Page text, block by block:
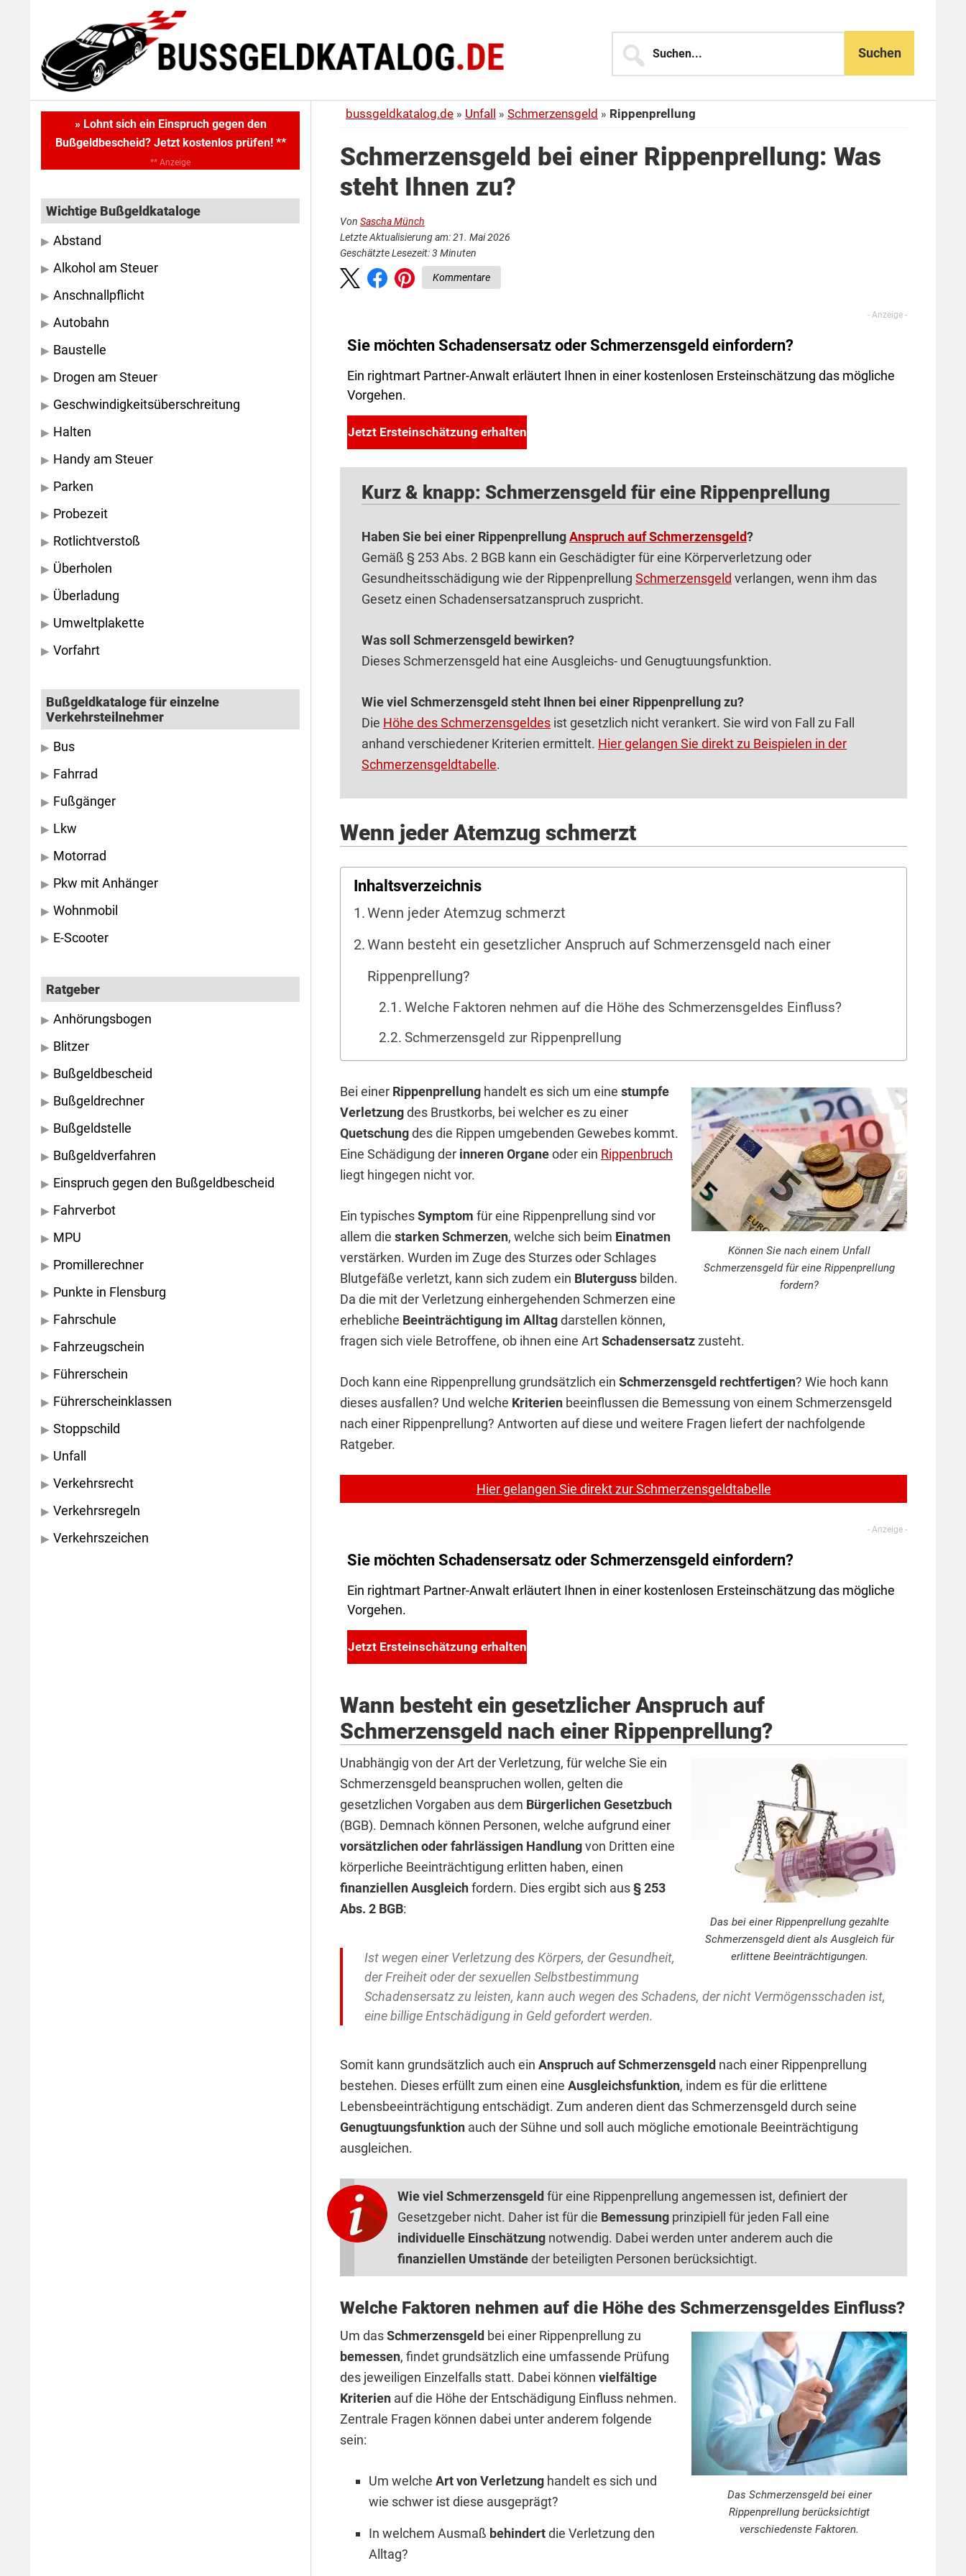
content
sidebar
bussgeldkatalog.de Unfall Schmerzensgeld Rippenprellung
Schmerzensgeld bei einer Rippenprellung: Was
steht Ihnen zu?
Von Sascha Münch
Letzte Aktualisierung am: 21. Mai 2026
Geschätzte Lesezeit:3 Minuten
Kommentare
Sie möchten Schadensersatz oder Schmerzensgeld einfordern?
Ein rightmart Partner-Anwalt erläutert Ihnen in einer kostenlosen Ersteinschätzung das mögliche
Vorgehen.
Jetzt Ersteinschätzung erhalten
Kurz & knapp: Schmerzensgeld für eine Rippenprellung
Haben Sie bei einer RippenprellungAnspruch auf Schmerzensgeld?
Gemäß § 253 Abs. 2 BGB kann ein Geschädigter für eine Körperverletzung oder
Gesundheitsschädigung wie der Rippenprellung Schmerzensgeld verlangen, wenn ihm das
Gesetz einen Schadensersatzanspruch zuspricht.
Was soll Schmerzensgeld bewirken?
Dieses Schmerzensgeld hat eine Ausgleichs- und Genugtuungsfunktion.
Wie viel Schmerzensgeld steht Ihnen bei einer Rippenprellung zu?
Die Höhe des Schmerzensgeldes ist gesetzlich nicht verankert. Sie wird von Fall zu Fall
anhand verschiedener Kriterien ermittelt. Hier gelangen Sie direkt zu Beispielen in der
Schmerzensgeldtabelle.
Wenn jeder Atemzug schmerzt
Inhaltsverzeichnis
Wenn jeder Atemzug schmerzt
Wann besteht ein gesetzlicher Anspruch auf Schmerzensgeld nach einer
Rippenprellung?
Welche Faktoren nehmen auf die Höhe des Schmerzensgeldes Einfluss?
Schmerzensgeld zur Rippenprellung
Können Sie nach einem Unfall
Schmerzensgeld für eine Rippenprellung
fordern?
Bei einer Rippenprellung handelt es sich um eine stumpfe
Verletzungdes Brustkorbs, bei welcher es zu einer
Quetschungdes die Rippen umgebenden Gewebes kommt.
Eine Schädigung der inneren Organeoder ein Rippenbruch
liegt hingegen nicht vor.
Ein typischesSymptom für eine Rippenprellung sind vor
allem die starken Schmerzen, welche sich beim Einatmen
verstärken. Wurden im Zuge des Sturzes oder Schlages
Blutgefäße verletzt, kann sich zudem ein Bluterguss bilden.
Da die mit der Verletzung einhergehenden Schmerzen eine
erhebliche Beeinträchtigung im Alltagdarstellen können,
fragen sich viele Betroffene, ob ihnen eine ArtSchadensersatzzusteht.
Doch kann eine Rippenprellung grundsätzlich ein Schmerzensgeld rechtfertigen? Wie hoch kann
dieses ausfallen? Und welche Kriterien beeinflussen die Bemessung von einem Schmerzensgeld
nach einer Rippenprellung? Antworten auf diese und weitere Fragen liefert der nachfolgende
Ratgeber.
Hier gelangen Sie direkt zur Schmerzensgeldtabelle
Sie möchten Schadensersatz oder Schmerzensgeld einfordern?
Ein rightmart Partner-Anwalt erläutert Ihnen in einer kostenlosen Ersteinschätzung das mögliche
Vorgehen.
Jetzt Ersteinschätzung erhalten
Wann besteht ein gesetzlicher Anspruch auf
Schmerzensgeld nach einer Rippenprellung?
Das bei einer Rippenprellung gezahlte
Schmerzensgeld dient als Ausgleich für
erlittene Beeinträchtigungen.
Unabhängig von der Art der Verletzung, für welche Sie ein
Schmerzensgeld beanspruchen wollen, gelten die
gesetzlichen Vorgaben aus dem Bürgerlichen Gesetzbuch
(BGB). Demnach können Personen, welche aufgrund einer
vorsätzlichen oder fahrlässigen Handlungvon Dritten eine
körperliche Beeinträchtigung erlitten haben, einen
finanziellen Ausgleichfordern. Dies ergibt sich aus§ 253
Abs. 2 BGB:
Ist wegen einer Verletzung des Körpers, der Gesundheit,
der Freiheit oder der sexuellen Selbstbestimmung
Schadensersatz zu leisten, kann auch wegen des Schadens, der nicht Vermögensschaden ist,
eine billige Entschädigung in Geld gefordert werden.
Somit kann grundsätzlich auch ein Anspruch auf Schmerzensgeld nach einer Rippenprellung
bestehen. Dieses erfüllt zum einen eine Ausgleichsfunktion, indem es für die erlittene
Lebensbeeinträchtigung entschädigt. Zum anderen dient das Schmerzensgeld durch seine
Genugtuungsfunktion auch der Sühne und soll auch mögliche emotionale Beeinträchtigung
ausgleichen.
Wie viel Schmerzensgeldfür eine Rippenprellung angemessen ist, definiert der
Gesetzgeber nicht. Daher ist für die Bemessung prinzipiell für jeden Fall eine
individuelle Einschätzung notwendig. Dabei werden unter anderem auch die
finanziellen Umständeder beteiligten Personen berücksichtigt.
Welche Faktoren nehmen auf die Höhe des Schmerzensgeldes Einfluss?
Das Schmerzensgeld bei einer
Rippenprellung berücksichtigt
verschiedenste Faktoren.
Um dasSchmerzensgeld bei einer Rippenprellung zu
bemessen, findet grundsätzlich eine umfassende Prüfung
des jeweiligen Einzelfalls statt. Dabei können vielfältige
Kriterien auf die Höhe der Entschädigung Einfluss nehmen.
Zentrale Fragen können dabei unter anderem folgende
sein:
Um welche Art von Verletzung handelt es sich und
wie schwer ist diese ausgeprägt?
In welchem Ausmaß behindertdie Verletzung den
Alltag?
Primary
Sidebar
» Lohnt sich ein Einspruch gegen den
Bußgeldbescheid? Jetzt kostenlos prüfen! **
** Anzeige
Wichtige Bußgeldkataloge
Abstand
Alkohol am Steuer
Anschnallpflicht
Autobahn
Baustelle
Drogen am Steuer
Geschwindigkeitsüberschreitung
Halten
Handy am Steuer
Parken
Probezeit
Rotlichtverstoß
Überholen
Überladung
Umweltplakette
Vorfahrt
Bußgeldkataloge für einzelne
Verkehrsteilnehmer
Bus
Fahrrad
Fußgänger
Lkw
Motorrad
Pkw mit Anhänger
Wohnmobil
E-Scooter
Ratgeber
Anhörungsbogen
Blitzer
Bußgeldbescheid
Bußgeldrechner
Bußgeldstelle
Bußgeldverfahren
Einspruch gegen den Bußgeldbescheid
Fahrverbot
MPU
Promillerechner
Punkte in Flensburg
Fahrschule
Fahrzeugschein
Führerschein
Führerscheinklassen
Stoppschild
Unfall
Verkehrsrecht
Verkehrsregeln
Verkehrszeichen